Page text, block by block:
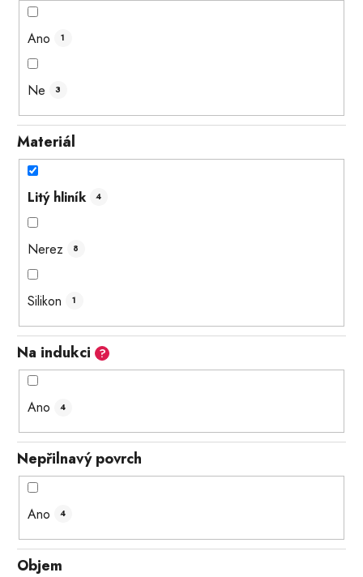
Ano 1
Ne 3
Materiál
Litý hliník 4
Nerez 8
Silikon 1
Na indukci ?
Ano 4
Nepřilnavý povrch
Ano 4
Objem